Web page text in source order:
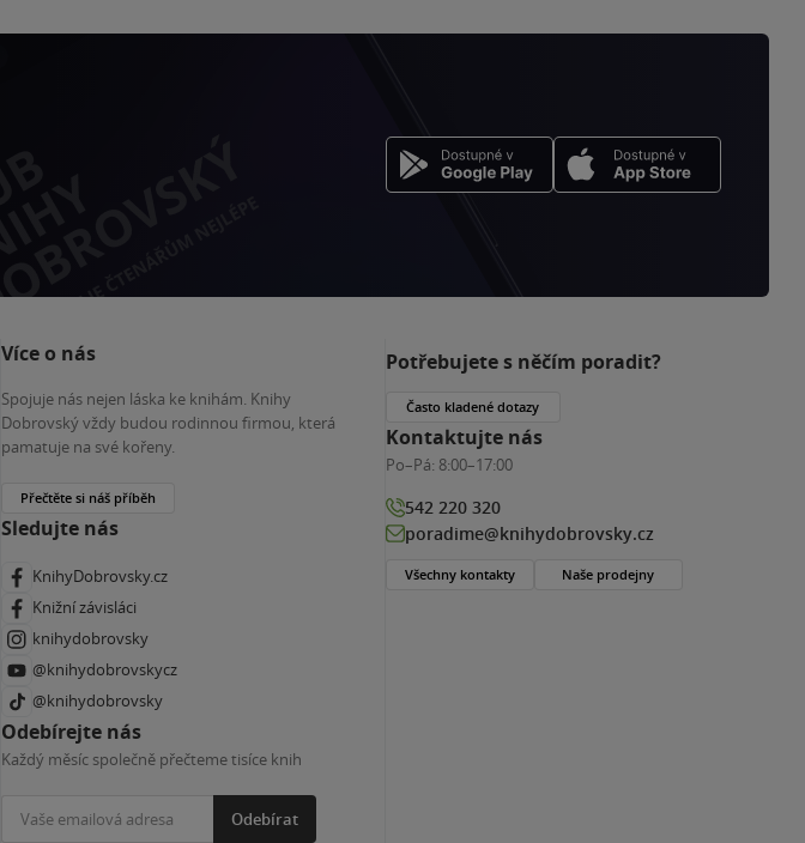
Více o nás
Spojuje nás nejen láska ke knihám. Knihy
Dobrovský vždy budou rodinnou firmou, která
pamatuje na své kořeny.
Přečtěte si náš příběh
Sledujte nás
KnihyDobrovsky.cz
Knižní závisláci
knihydobrovsky
@knihydobrovskycz
@knihydobrovsky
Odebírejte nás
Každý měsíc společně přečteme tisíce knih
Odebírat
Potřebujete s něčím poradit?
Často kladené dotazy
Kontaktujte nás
Po–Pá: 8:00–17:00
542 220 320
poradime@knihydobrovsky.cz
Všechny kontakty Naše prodejny